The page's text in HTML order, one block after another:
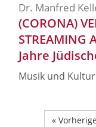
Dr. Manfred
(CORONA)
Jahre
Musik und
«